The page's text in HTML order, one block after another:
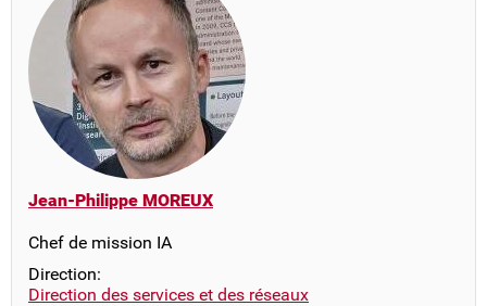
Jean-Philippe MOREUX
Chef de mission IA
Direction:
Direction des services et des réseaux